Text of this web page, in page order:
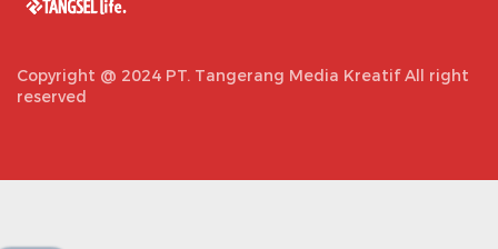
Copyright @ 2024 PT. Tangerang Media Kreatif All right
reserved